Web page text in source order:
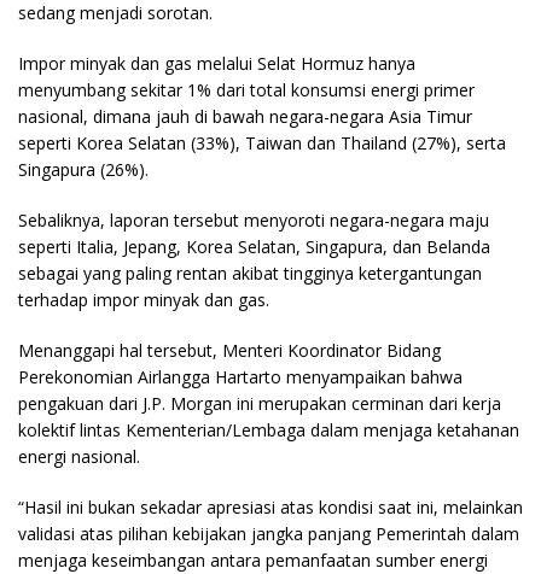
sedang menjadi sorotan.
Impor minyak dan gas melalui Selat Hormuz hanya
menyumbang sekitar 1% dari total konsumsi energi primer
nasional, dimana jauh di bawah negara-negara Asia Timur
seperti Korea Selatan (33%), Taiwan dan Thailand (27%), serta
Singapura (26%).
Sebaliknya, laporan tersebut menyoroti negara-negara maju
seperti Italia, Jepang, Korea Selatan, Singapura, dan Belanda
sebagai yang paling rentan akibat tingginya ketergantungan
terhadap impor minyak dan gas.
Menanggapi hal tersebut, Menteri Koordinator Bidang
Perekonomian Airlangga Hartarto menyampaikan bahwa
pengakuan dari J.P. Morgan ini merupakan cerminan dari kerja
kolektif lintas Kementerian/Lembaga dalam menjaga ketahanan
energi nasional.
“Hasil ini bukan sekadar apresiasi atas kondisi saat ini, melainkan
validasi atas pilihan kebijakan jangka panjang Pemerintah dalam
menjaga keseimbangan antara pemanfaatan sumber energi